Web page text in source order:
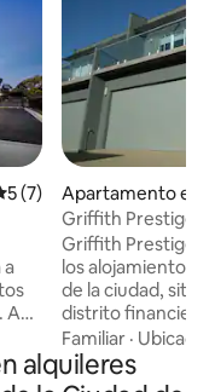
promedio: 5
5 (7)
a
A
Apartamento en
Griffith Prestige
Griffith Prestige
los alojamientos
de la ciudad,
distrito financiero. Departamentos de
dormitorios
capacidad para 6
personas $250 3
Familiar ·
alquileres